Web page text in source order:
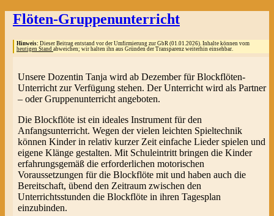
Flöten-Gruppenunterricht
Hinweis: Dieser Beitrag entstand vor der Umfirmierung zur GbR (01.01.2026). Inhalte können vom
heutigen Stand abweichen; wir halten ihn aus Gründen der Transparenz weiterhin einsehbar.
Unsere Dozentin Tanja wird ab Dezember für Blockflöten-
Unterricht zur Verfügung stehen. Der Unterricht wird als Partner
– oder Gruppenunterricht angeboten.
Die Blockflöte ist ein ideales Instrument für den
Anfangsunterricht. Wegen der vielen leichten Spieltechnik
können Kinder in relativ kurzer Zeit einfache Lieder spielen und
eigene Klänge gestalten. Mit Schuleintritt bringen die Kinder
erfahrungsgemäß die erforderlichen motorischen
Voraussetzungen für die Blockflöte mit und haben auch die
Bereitschaft, übend den Zeitraum zwischen den
Unterrichtsstunden die Blockflöte in ihren Tagesplan
einzubinden.